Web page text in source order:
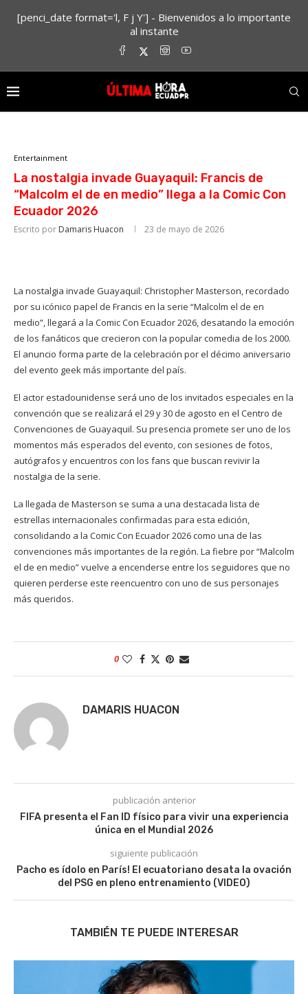
[penci_date format='l, F j Y'] - Bienvenidos a lo importante
al instante
Entertainment
La nostalgia invade Guayaquil: Francis de
“Malcolm el de en medio” llega a la Comic Con
Ecuador 2026
Escrito por Damaris Huacon 23 de mayo de 2026
La nostalgia invade Guayaquil: Christopher Masterson, recordado
por su icónico papel de Francis en la serie “Malcolm el de en
medio”, llegará a la Comic Con Ecuador 2026, desatando la emoción
de los fanáticos que crecieron con la popular comedia de los 2000.
El anuncio forma parte de la celebración por el décimo aniversario
del evento geek más importante del país.
El actor estadounidense será uno de los invitados especiales en la
convención que se realizará el 29 y 30 de agosto en el Centro de
Convenciones de Guayaquil. Su presencia promete ser uno de los
momentos más esperados del evento, con sesiones de fotos,
autógrafos y encuentros con los fans que buscan revivir la
nostalgia de la serie.
La llegada de Masterson se suma a una destacada lista de
estrellas internacionales confirmadas para esta edición,
consolidando a la Comic Con Ecuador 2026 como una de las
convenciones más importantes de la región. La fiebre por “Malcolm
el de en medio” vuelve a encenderse entre los seguidores que no
quieren perderse este reencuentro con uno de sus personajes
más queridos.
0
DAMARIS HUACON
publicación anterior
FIFA presenta el Fan ID físico para vivir una experiencia
única en el Mundial 2026
siguiente publicación
Pacho es ídolo en París! El ecuatoriano desata la ovación
del PSG en pleno entrenamiento (VIDEO)
TAMBIÉN TE PUEDE INTERESAR